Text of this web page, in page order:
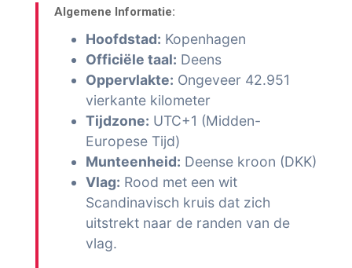
Algemene Informatie:
Hoofdstad: Kopenhagen
Officiële taal: Deens
Oppervlakte: Ongeveer 42.951
vierkante kilometer
Tijdzone: UTC+1 (Midden-
Europese Tijd)
Munteenheid: Deense kroon (DKK)
Vlag: Rood met een wit
Scandinavisch kruis dat zich
uitstrekt naar de randen van de
vlag.